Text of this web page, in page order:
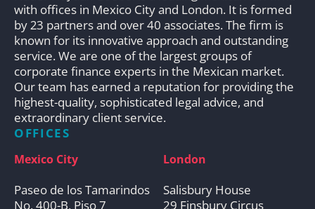
with offices in Mexico City and London. It is formed
by 23 partners and over 40 associates. The firm is
known for its innovative approach and outstanding
service. We are one of the largest groups of
corporate finance experts in the Mexican market.
Our team has earned a reputation for providing the
highest-quality, sophisticated legal advice, and
extraordinary client service.
OFFICES
Mexico City
Paseo de los Tamarindos
No. 400-B, Piso 7
London
Salisbury House
29 Finsbury Circus